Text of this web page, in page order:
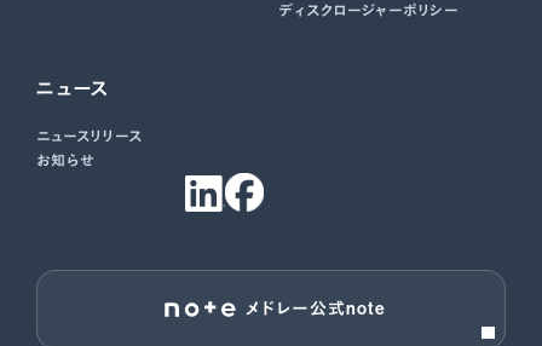
ディスクロージャーポリシー
ニュース
ニュースリリース
お知らせ
メドレー公式note